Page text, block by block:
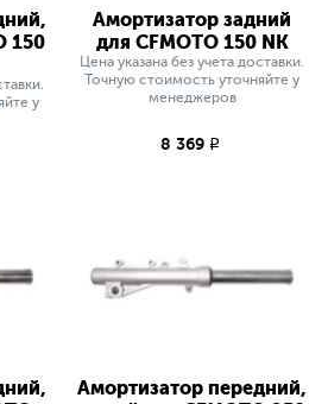
150
у
Амортизатор задний
для CFMOTO 150 NK
Цена указана без учета доставки.
Точную стоимость уточняйте у
менеджеров
8 369 q
Амортизатор передний,